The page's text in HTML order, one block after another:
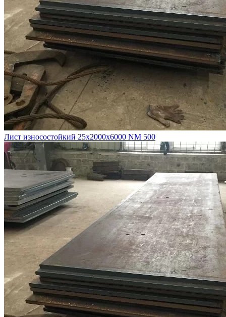
Лист износостойкий 25х2000х6000 NM 500